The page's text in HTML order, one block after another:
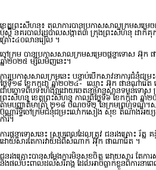
ខេត្តព្រះសីហនុ៖ តុលាការបានប្រកាសសាលក្រមសម្រេ
ប៉ុស្តិ៍ នគរបាលរដ្ឋបាលសង្កាត់៣ ក្រុងព្រះសីហនុ ដាក់គុ
គ្រោះ៤០លានរៀល ។
ចៅក្រម បានប្រកាសសាលក្រមសម្រេចផ្តន្ទាទោស អ៊ុក
ឆ្នាំ២០២៥ ម្សិលមិញនេះ។
ការប្រកាសសាលក្រមនេះ បន្ទាប់បើកសាវនាការជំនុំ
ថ្ងៃទី១៨ ខែកក្កដា ឆ្នាំ២០២៤- ឈ្មោះ អ៊ុក ផាន់ណារ៉េត
ជាប់ចោទពីបទ៖ហិង្សាដោយចេតនាមានស្ថានទម្ងន់ទោស
ព្រះសីហនុ ខេត្តព្រះសីហនុ កាលពីថ្ងៃទី៦ ខែកក្កដា ឆ្នាំ
តាមបញ្ញាតិមាត្រា ២១៨ ចំណុចទី២ នៃក្រមព្រហ្មទណ្
ប៊ុណ្ណារិទ្ធិចៅក្រមជំនុំជម្រះលោកសៀង សុខ តំណាងអយ្យ
ការ។
ការផ្តន្ទាទោសនេះ ស្របពេលដែលត្រូវ ជនរងគ្រោះ រ័ត្
ដោយសារតែការវាយដំពីសំណាក់ អ៊ុក ផាណារ៉េត ។
ជនរងគ្រោះបានសម្តែងការមិនសុខចិត្ត ដោយសារ តែក
និងផលប៉ះពាល់ដល់សរីរាង្គ ដែលអាចធ្លាក់ខ្លួនពិការនា